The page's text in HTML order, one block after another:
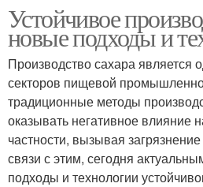
Устойчивое
новые подходы и
Производство сахара является
секторов пищевой
традиционные методы
оказывать негативное влияние
частности, вызывая
связи с этим, сегодня
подходы и технологии